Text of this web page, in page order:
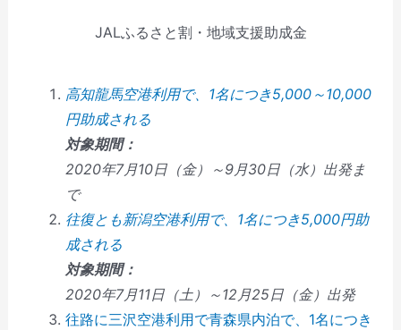
JALふるさと割・地域支援助成金
高知龍馬空港利用で、1名につき5,000～10,000
円助成される
対象期間：
2020年7月10日（金）～9月30日（水）出発ま
で
往復とも新潟空港利用で、1名につき5,000円助
成される
対象期間：
2020年7月11日（土）～12月25日（金）出発
往路に三沢空港利用で青森県内泊で、1名につき